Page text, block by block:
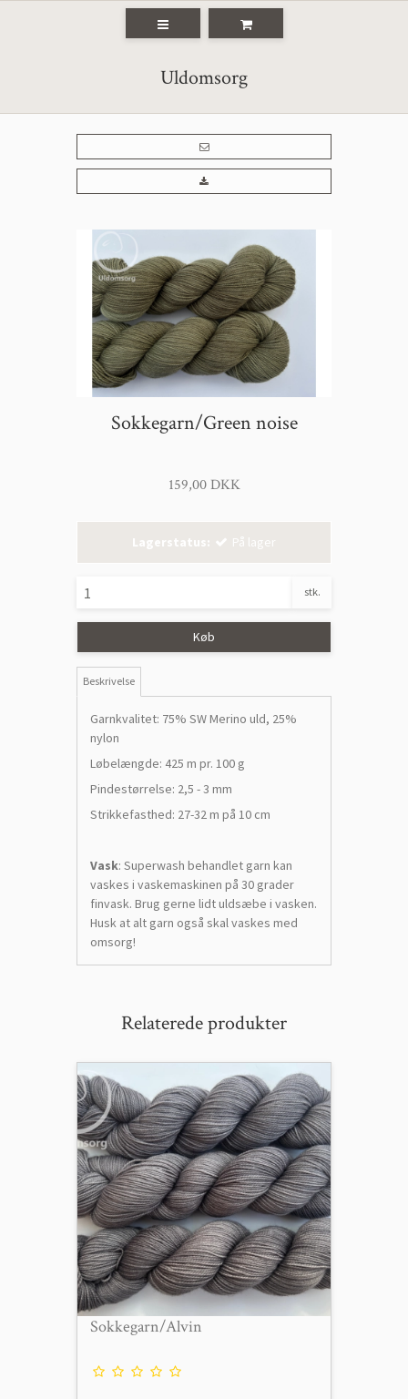
Uldomsorg
Sokkegarn/Green noise
159,00 DKK
Lagerstatus: På lager
stk.
Køb
Beskrivelse
Garnkvalitet: 75% SW Merino uld, 25%
nylon
Løbelængde: 425 m pr. 100 g
Pindestørrelse: 2,5 - 3 mm
Strikkefasthed: 27-32 m på 10 cm
Vask: Superwash behandlet garn kan
vaskes i vaskemaskinen på 30 grader
finvask. Brug gerne lidt uldsæbe i vasken.
Husk at alt garn også skal vaskes med
omsorg!
Relaterede produkter
Sokkegarn/Alvin